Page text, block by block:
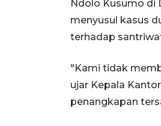
Ndolo Kusumo di
menyusul kasus
terhadap
"Kami tidak
ujar Kepala
penangkapan